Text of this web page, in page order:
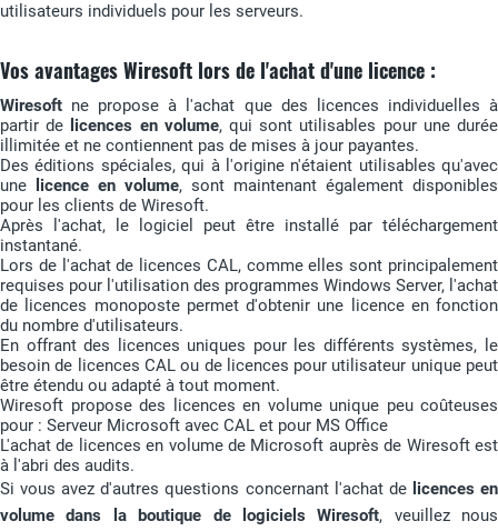
utilisateurs individuels pour les serveurs.
Vos avantages Wiresoft lors de l'achat d'une licence :
Wiresoft ne propose à l'achat que des licences individuelles à
partir de
licences en volume, qui sont utilisables pour une durée
illimitée et ne contiennent pas de mises à jour payantes.
Des éditions spéciales, qui à l'origine n'étaient utilisables qu'avec
une
licence en volume, sont maintenant également disponibles
pour les clients de Wiresoft.
Après l'achat, le logiciel peut être installé par téléchargement
instantané.
Lors de l'achat de licences CAL, comme elles sont principalement
requises pour l'utilisation des programmes Windows Server, l'achat
de licences monoposte permet d'obtenir une licence en fonction
du nombre d'utilisateurs.
En offrant des licences uniques pour les différents systèmes, le
besoin de licences CAL ou de licences pour utilisateur unique peut
être étendu ou adapté à tout moment.
Wiresoft propose des licences en volume unique peu coûteuses
pour : Serveur Microsoft avec CAL et pour MS Office
L'achat de licences en volume de Microsoft auprès de Wiresoft est
à l'abri des audits.
Si vous avez d'autres questions concernant l'achat de licences en
volume dans la boutique de logiciels Wiresoft, veuillez nous